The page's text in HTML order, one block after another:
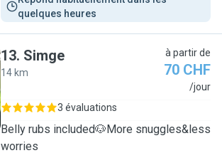
quelques heures
13. Simge
14 km
à partir de
70 CHF
/jour
3 évaluations
Belly rubs included🐶More snuggles&less
worries